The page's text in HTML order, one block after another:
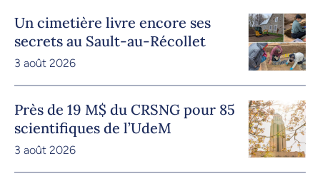
Un cimetière livre encore ses
secrets au Sault-au-Récollet
3 août 2026
Près de 19 M$ du CRSNG pour 85
scientifiques de l’UdeM
3 août 2026